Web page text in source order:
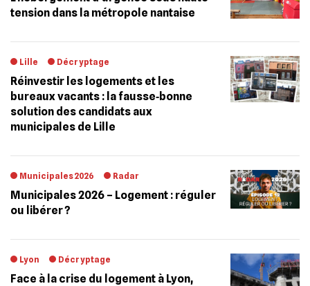
tension dans la métropole nantaise
Lille Décryptage
Réinvestir les logements et les
bureaux vacants : la fausse‐bonne
solution des candidats aux
municipales de Lille
Municipales 2026 Radar
Municipales 2026 – Logement : réguler
ou libérer ?
Lyon Décryptage
Face à la crise du logement à Lyon,